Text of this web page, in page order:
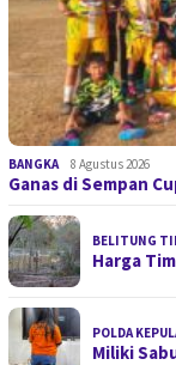
BANGKA 8 Agustus 2026
Ganas di Sempan
BELITUNG
Harga
POLDA
Miliki